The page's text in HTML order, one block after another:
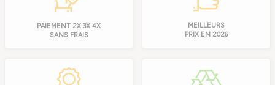
PAIEMENT 2X 3X 4X
SANS FRAIS
MEILLEURS
PRIX EN 2026